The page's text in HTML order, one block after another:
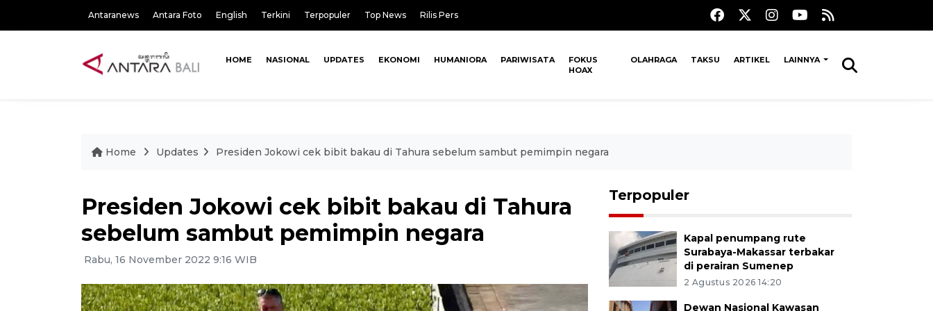
Antaranews Antara Foto English Terkini Terpopuler Top News Rilis Pers
HOME NASIONAL UPDATES EKONOMI HUMANIORA PARIWISATA
FOKUS
HOAX
OLAHRAGA TAKSU ARTIKEL LAINNYA
Home Updates Presiden Jokowi cek bibit bakau di Tahura sebelum sambut pemimpin negara
Presiden Jokowi cek bibit bakau di Tahura
sebelum sambut pemimpin negara
Rabu, 16 November 2022 9:16 WIB
Terpopuler
Kapal penumpang rute
Surabaya-Makassar terbakar
di perairan Sumenep
2 Agustus 2026 14:20
Dewan Nasional Kawasan